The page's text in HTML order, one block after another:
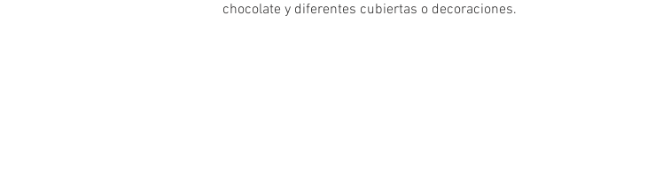
chocolate y diferentes cubiertas o decoraciones.